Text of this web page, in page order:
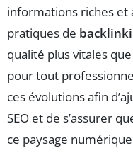
informations riches et
pratiques de
qualité plus vitales
pour tout
ces évolutions afin
SEO et de s’assurer
ce paysage